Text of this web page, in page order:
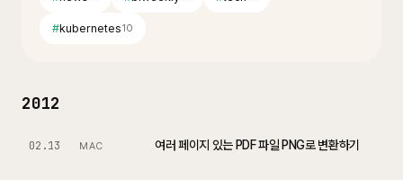
#kubernetes10
2012
02.13 MAC 여러 페이지 있는 PDF 파일 PNG로 변환하기